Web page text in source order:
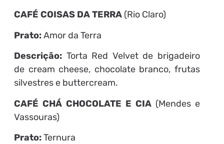
CAFÉ COISAS DA TERRA (Rio Claro)
Prato:Amor da Terra
Descrição: Torta Red Velvet de brigadeiro
de cream cheese, chocolate branco, frutas
silvestres e buttercream.
CAFÉ CHÁ CHOCOLATE E CIA (Mendes e
Vassouras)
Prato:Ternura